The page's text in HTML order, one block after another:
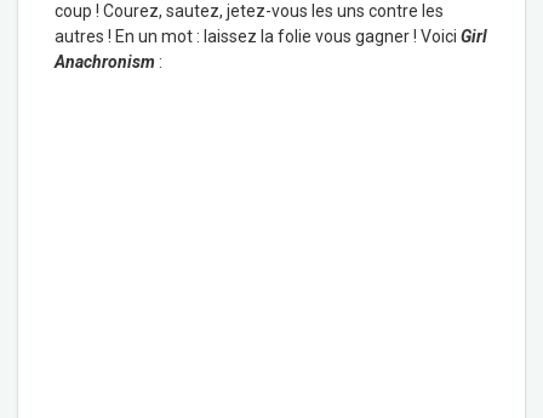
coup ! Courez, sautez, jetez-vous les uns contre les
autres ! En un mot : laissez la folie vous gagner ! Voici Girl
Anachronism :